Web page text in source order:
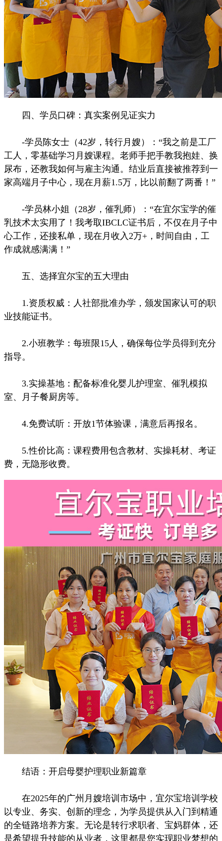
四、学员口碑：真实案例见证实力
-学员陈女士（42岁，转行月嫂）：“我之前是工厂
工人，零基础学习月嫂课程。老师手把手教我抱娃、换
尿布，还教我如何与雇主沟通。结业后直接被推荐到一
家高端月子中心，现在月薪1.5万，比以前翻了两番！”
-学员林小姐（28岁，催乳师）：“在宜尔宝学的催
乳技术太实用了！我考取IBCLC证书后，不仅在月子中
心工作，还接私单，现在月收入2万+，时间自由，工
作成就感满满！”
五、选择宜尔宝的五大理由
1.资质权威：人社部批准办学，颁发国家认可的职
业技能证书。
2.小班教学：每班限15人，确保每位学员得到充分
指导。
3.实操基地：配备标准化婴儿护理室、催乳模拟
室、月子餐厨房等。
4.免费试听：开放1节体验课，满意后再报名。
5.性价比高：课程费用包含教材、实操耗材、考证
费，无隐形收费。
结语：开启母婴护理职业新篇章
在2025年的广州月嫂培训市场中，宜尔宝培训学校
以专业、务实、创新的理念，为学员提供从入门到精通
的全链路培养方案。无论是转行求职者、宝妈群体，还
是希望提升技能的从业者，这里都是您实现职业梦想的